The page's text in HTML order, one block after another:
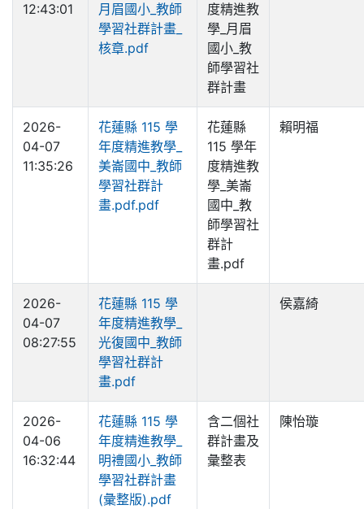
12:43:01
月眉國小_教師
學習社群計畫_
核章.pdf
度精進教
學_月眉
國小_教
師學習社
群計畫
2026-
04-07
11:35:26
花蓮縣 115 學
年度精進教學_
美崙國中_教師
學習社群計
畫.pdf.pdf
花蓮縣
115 學年
度精進教
學_美崙
國中_教
師學習社
群計
畫.pdf
賴明福
2026-
04-07
08:27:55
花蓮縣 115 學
年度精進教學_
光復國中_教師
學習社群計
畫.pdf
侯嘉綺
2026-
04-06
16:32:44
花蓮縣 115 學
年度精進教學_
明禮國小_教師
學習社群計畫
(彙整版).pdf
含二個社
群計畫及
彙整表
陳怡璇